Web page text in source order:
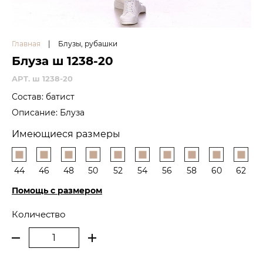
Главная Блузы, рубашки
Блуза ш 1238-20
APT. ш 1238-20
Состав: батист
Описание: Блуза
Имеющиеся размеры
44 46 48 50 52 54 56 58 60
62
Помощь с размером
Количество